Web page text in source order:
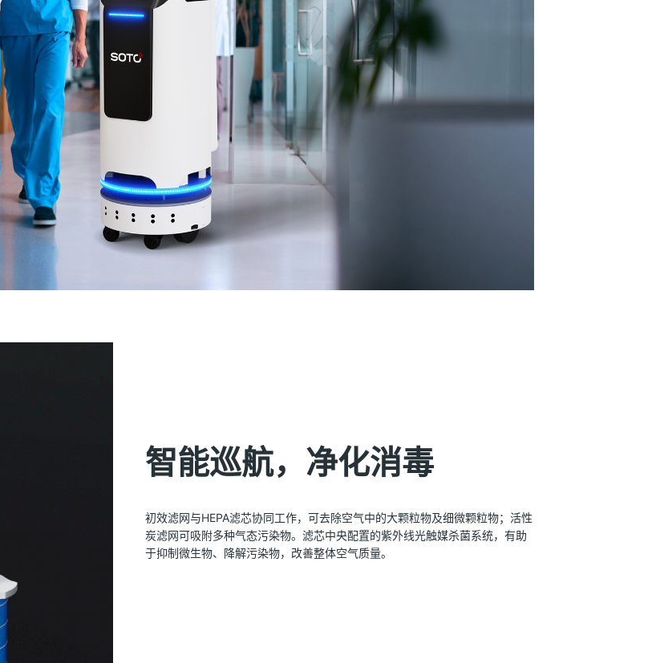
智能巡航，净化消毒
初效滤网与HEPA滤芯协同工作，可去除空气中的大颗粒物及细微颗粒物；活性
炭滤网可吸附多种气态污染物。滤芯中央配置的紫外线光触媒杀菌系统，有助
于抑制微生物、降解污染物，改善整体空气质量。